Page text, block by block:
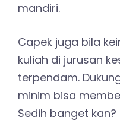
mandiri.
Capek juga bila
kuliah di jurusan
terpendam.
minim bisa
Sedih banget kan?